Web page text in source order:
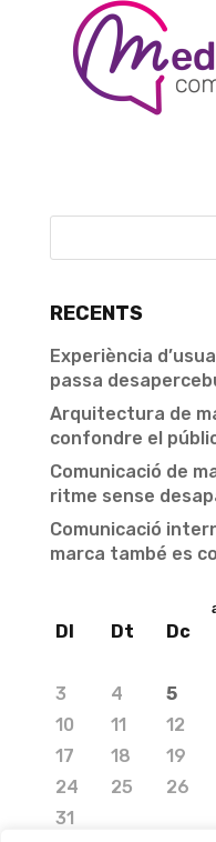
RECENTS
Experiència
passa
Arquitectura de
confondre el
Comunicació de
ritme sense
Comunicació
marca també es
Dl Dt Dc
3
4 5
10
11 12
17
18 19
24
25 26
31